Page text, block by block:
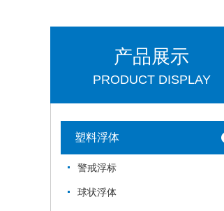
产品展示
PRODUCT DISPLAY
塑料浮体
警戒浮标
球状浮体